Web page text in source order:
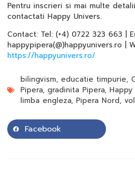
Pentru inscrieri si mai multe
contactati Happy Univers.
Contact: Tel: (+4) 0722 323 663 |
happypipera(@)happyunivers.ro |
https://happyunivers.ro/
bilingvism, educatie timpurie,
Pipera, gradinita Pipera, Happy
limba engleza, Pipera Nord,
Facebook